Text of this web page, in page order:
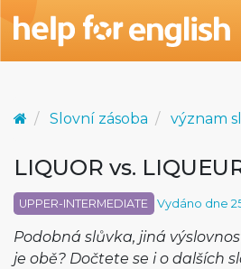
Slovní zásoba význam
LIQUOR vs.
UPPER-INTERMEDIATE Vydáno dne
Podobná slůvka, jiná
je obě? Dočtete se i o dalších